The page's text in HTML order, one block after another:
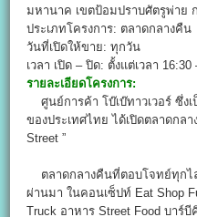
มหานาค เขตป้อมปราบศัตรูพ่าย
ประเภทโครงการ: ตลาดกลางคืน
วันที่เปิดให้ขาย: ทุกวัน
เวลา เปิด – ปิด: ตั้งแต่เวลา 16:30
รายละเอียดโครงการ:
ศูนย์การค้า โบ๊เบ๊ทาวเวอร์ ซึ่ง
ของประเทศไทย ได้เปิดตลาดกล
Street ”
ตลาดกลางคืนที่ตอบโจทย์ทุกไ
ผ่านมา ในคอนเซ็ปท์ Eat Shop
Truck อาหาร Street Food บาร์